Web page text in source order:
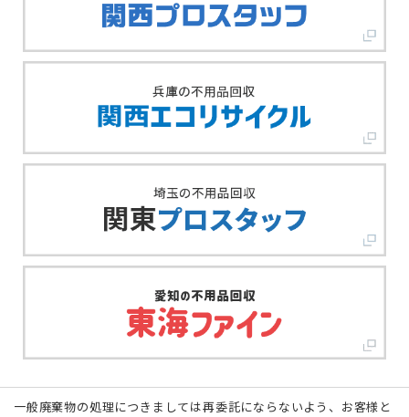
一般廃棄物の処理につきましては再委託にならないよう、お客様と